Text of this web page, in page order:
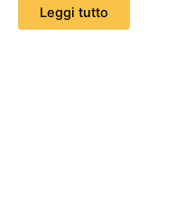
Leggi tutto